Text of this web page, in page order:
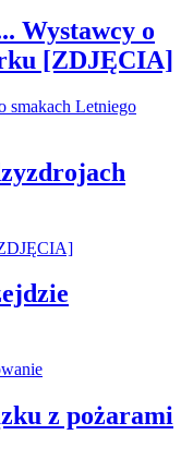
Wystawcy o
[ZDJĘCIA]
z pożarami